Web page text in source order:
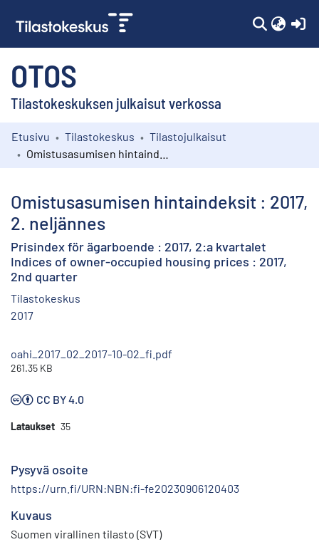
OTOS
Tilastokeskuksen julkaisut verkossa
Kokoelmat
Etusivu Tilastokeskus
Tilastojulkaisut
Omistusasumisen hintaindeksit : 2017,
2. neljännes
Prisindex för ägarboende : 2017, 2:a kvartalet
Indices of owner-occupied housing prices : 2017,
2nd quarter
Tilastokeskus
2017
oahi_2017_02_2017-10-02_fi.pdf
261.35 KB
CC BY 4.0
Lataukset 35
Pysyvä osoite
https://urn.fi/URN:NBN:fi-fe20230906120403
Kuvaus
Suomen virallinen tilasto (SVT)